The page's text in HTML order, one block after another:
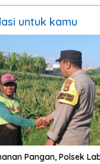
untuk kamu
Pangan, Polsek